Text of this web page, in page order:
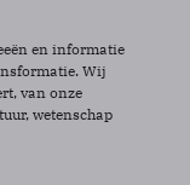
en informatie
Wij
van onze
wetenschap